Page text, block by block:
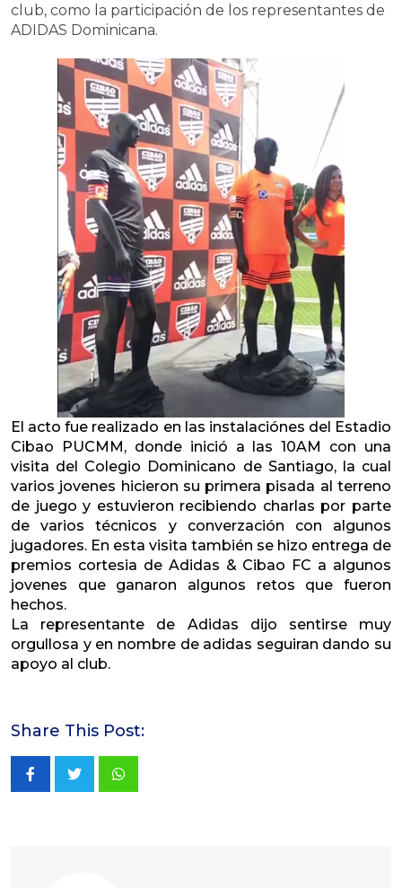
club, como la participación de los representantes de
ADIDAS Dominicana.
El acto fue realizado en las instalaciónes del Estadio
Cibao PUCMM, donde inició a las 10AM con una
visita del Colegio Dominicano de Santiago, la cual
varios jovenes hicieron su primera pisada al terreno
de juego y estuvieron recibiendo charlas por parte
de varios técnicos y converzación con algunos
jugadores. En esta visita también se hizo entrega de
premios cortesia de Adidas & Cibao FC a algunos
jovenes que ganaron algunos retos que fueron
hechos.
La representante de Adidas dijo sentirse muy
orgullosa y en nombre de adidas seguiran dando su
apoyo al club.
Share This Post:
Whatsapp